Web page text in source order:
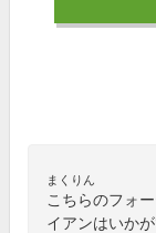
まくりん
こちらのフォ
イアンはいか